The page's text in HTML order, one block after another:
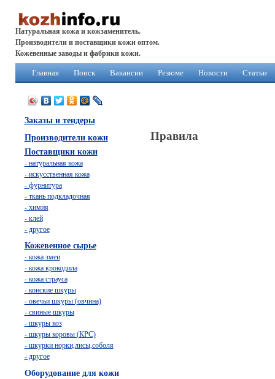
Натуральная кожа и кожзаменитель.
Производители и поставщики кожи оптом.
Кожевенные заводы и фабрики кожи.
Главная Поиск Вакансии Резюме Новости Статьи
Правила
Заказы и тендеры
Производители кожи
Поставщики кожи
- натуральная кожа
- искусственная кожа
- фурнитура
- ткань подкладочная
- химия
- клей
- другое
Кожевенное сырье
- кожа змеи
- кожа крокодила
- кожа страуса
- конские шкуры
- овечьи шкуры (овчина)
- свиные шкуры
- шкуры коз
- шкуры коровы (КРС)
- шкурки норки,лисы,соболя
- другое
Оборудование для кожи